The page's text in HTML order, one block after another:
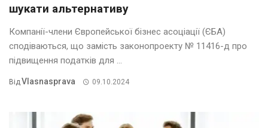
шукати альтернативу
Компанії-члени Європейської бізнес асоціації (ЄБА)
сподіваються, що замість законопроекту № 11416-д про
підвищення податків для ...
ВідVlasnasprava 09.10.2024